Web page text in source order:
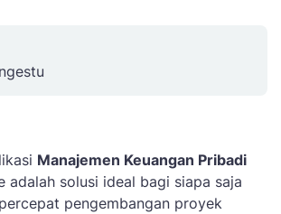
Manajemen Keuangan Pribadi
adalah solusi ideal bagi siapa saja
pengembangan proyek